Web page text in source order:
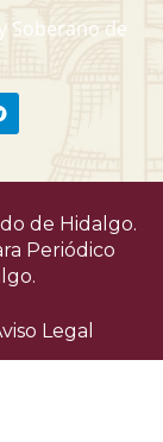
Soberano de
de Hidalgo.
Periódico
Legal